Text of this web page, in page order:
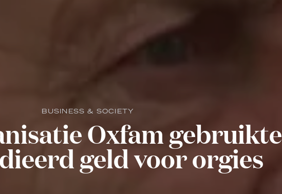
BUSINESS & SOCIETY
Oxfam gebruikte
geld voor orgies